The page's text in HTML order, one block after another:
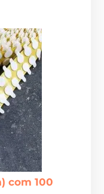
com 100